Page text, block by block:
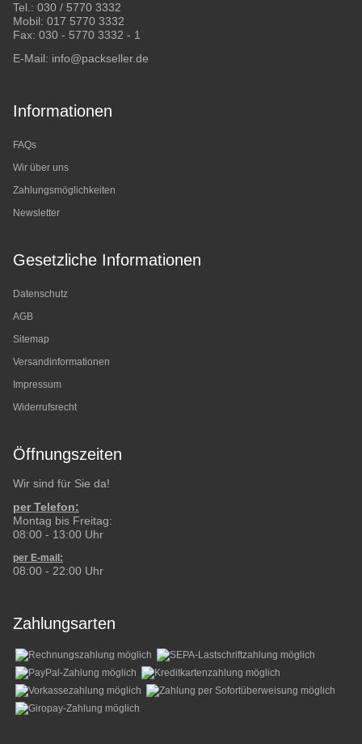
Tel.: 030 / 5770 3332
Mobil: 017 5770 3332
Fax: 030 - 5770 3332 - 1
E-Mail: info@packseller.de
Informationen
FAQs
Wir über uns
Zahlungsmöglichkeiten
Newsletter
Gesetzliche Informationen
Datenschutz
AGB
Sitemap
Versandinformationen
Impressum
Widerrufsrecht
Öffnungszeiten
Wir sind für Sie da!
per Telefon:
Montag bis Freitag:
08:00 - 13:00 Uhr
per E-mail:
08:00 - 22:00 Uhr
Zahlungsarten